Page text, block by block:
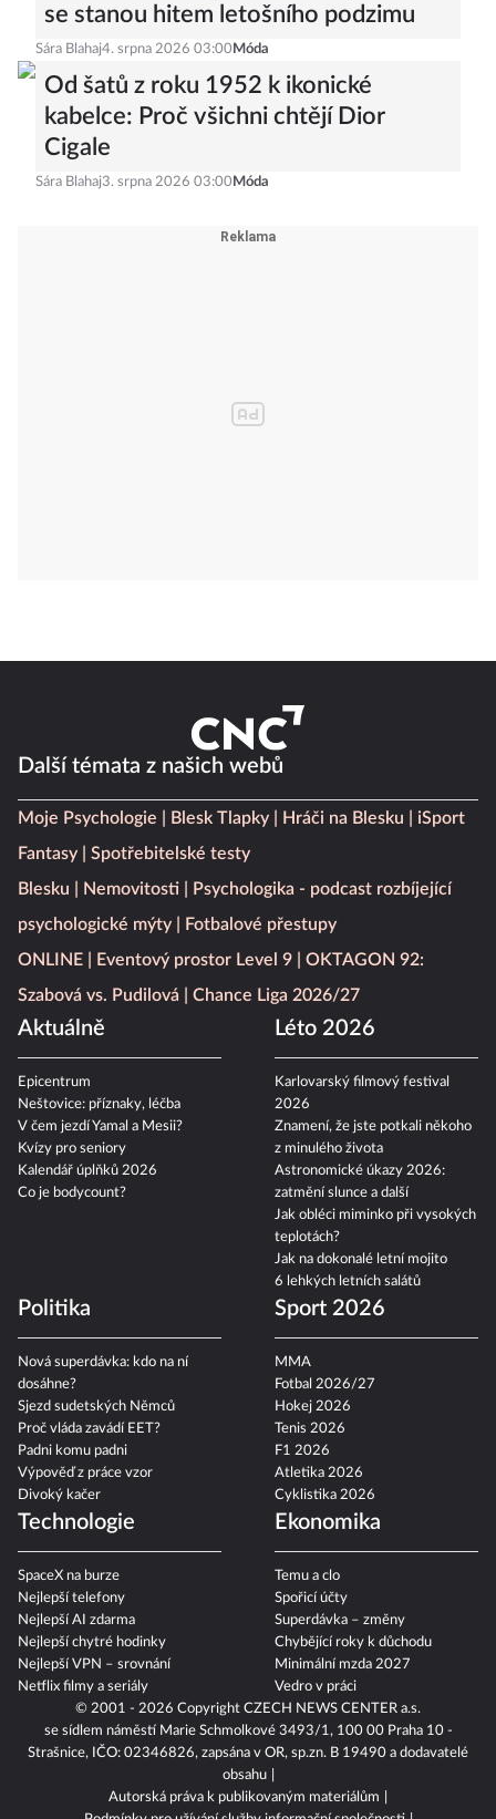
se stanou hitem letošního podzimu
Sára Blahaj4. srpna 2026 03:00 Móda
Od šatů z roku 1952 k ikonické
kabelce: Proč všichni chtějí Dior
Cigale
Sára Blahaj3. srpna 2026 03:00 Móda
© 2001 - 2026 Copyright CZECH NEWS CENTER a.s.
se sídlem náměstí Marie Schmolkové 3493/1, 100 00 Praha 10 -
Strašnice, IČO: 02346826, zapsána v OR, sp.zn. B 19490 a dodavatelé
obsahu
Autorská práva k publikovaným materiálům
Další témata z našich webů
Moje Psychologie Blesk Tlapky Hráči na Blesku
iSport
Fantasy
Spotřebitelské testy
Blesku
Nemovitosti
Psychologika - podcast rozbíjející
psychologické mýty
Fotbalové přestupy
ONLINE
Eventový prostor Level 9
OKTAGON 92:
Szabová vs. Pudilová
Chance Liga 2026/27
Aktuálně
Epicentrum
Neštovice: příznaky, léčba
V čem jezdí Yamal a Mesii?
Kvízy pro seniory
Kalendář úplňků 2026
Co je bodycount?
Léto 2026
Karlovarský filmový festival
2026
Znamení, že jste potkali někoho
z minulého života
Astronomické úkazy 2026:
zatmění slunce a další
Jak obléci miminko při vysokých
teplotách?
Jak na dokonalé letní mojito
6 lehkých letních salátů
Politika
Nová superdávka: kdo na ní
dosáhne?
Sjezd sudetských Němců
Proč vláda zavádí EET?
Padni komu padni
Výpověď z práce vzor
Divoký kačer
Sport 2026
MMA
Fotbal 2026/27
Hokej 2026
Tenis 2026
F1 2026
Atletika 2026
Cyklistika 2026
Technologie
SpaceX na burze
Nejlepší telefony
Nejlepší AI zdarma
Nejlepší chytré hodinky
Nejlepší VPN – srovnání
Netflix filmy a seriály
Ekonomika
Temu a clo
Spořicí účty
Superdávka – změny
Chybějící roky k důchodu
Minimální mzda 2027
Vedro v práci